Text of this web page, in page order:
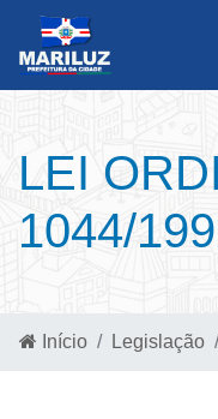
LEI
1044/
Início Legislação